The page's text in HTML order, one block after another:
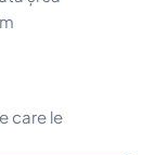
care le